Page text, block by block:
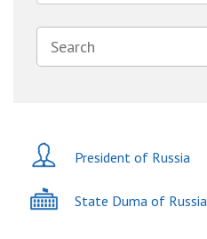
President of Russia
State Duma of Russia